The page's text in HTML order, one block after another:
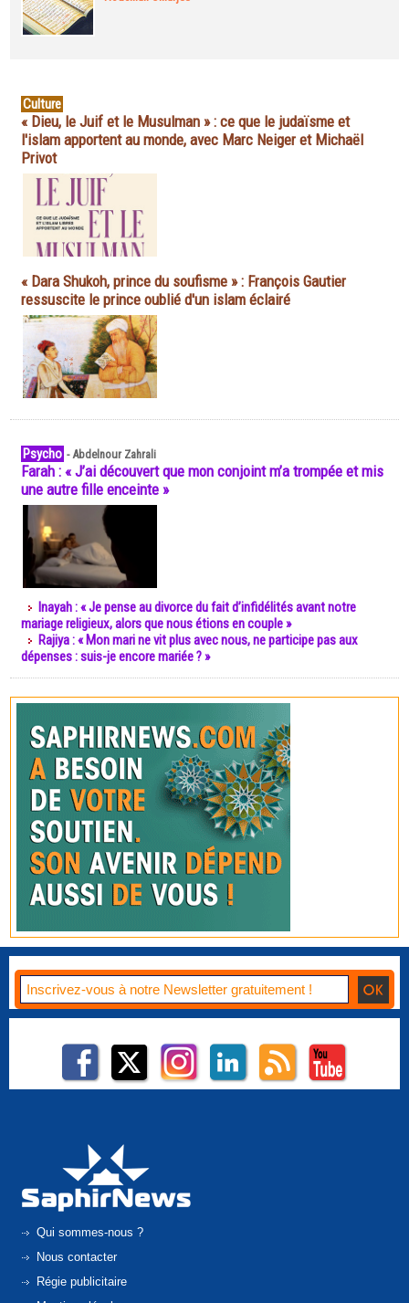
Culture
« Dieu, le Juif et le Musulman » : ce que le judaïsme et
l'islam apportent au monde, avec Marc Neiger et Michaël
Privot
« Dara Shukoh, prince du soufisme » : François Gautier
ressuscite le prince oublié d'un islam éclairé
Psycho -Abdelnour Zahrali
Farah : « J’ai découvert que mon conjoint m’a trompée et mis
une autre fille enceinte »
Inayah : « Je pense au divorce du fait d’infidélités avant notre
mariage religieux, alors que nous étions en couple »
Rajiya : « Mon mari ne vit plus avec nous, ne participe pas aux
dépenses : suis-je encore mariée ? »
Qui sommes-nous ?
Nous contacter
Régie publicitaire